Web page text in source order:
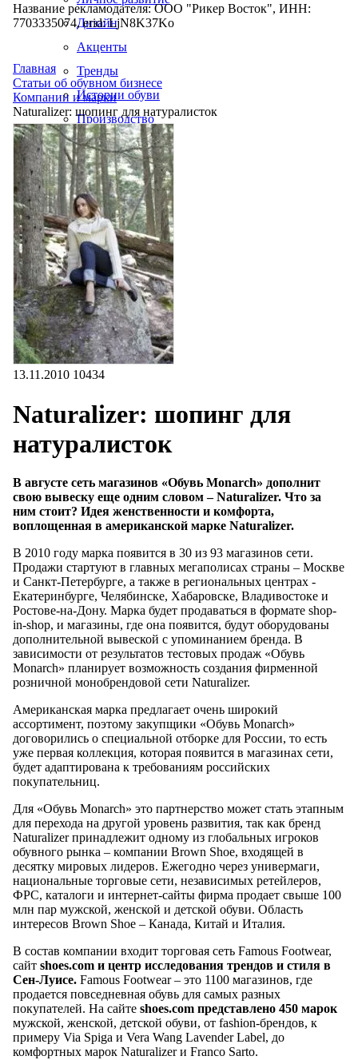
Дизайн
Акценты
Тренды
Истории обуви
Производство
Название рекламодателя: ООО "Рикер Восток", ИНН:
7703335074, erid: LjN8K37Ko
Главная
Статьи об обувном бизнесе
Компании и марки
Naturalizer: шопинг для натуралисток
13.11.2010 10434
Naturalizer: шопинг для
натуралисток
В августе сеть магазинов «Обувь Monarch» дополнит
свою вывеску еще одним словом – Naturalizer. Что за
ним стоит? Идея женственности и комфорта,
воплощенная в американской марке Naturalizer.
В 2010 году марка появится в 30 из 93 магазинов сети.
Продажи стартуют в главных мегаполисах страны – Москве
и Санкт-Петербурге, а также в региональных центрах -
Екатеринбурге, Челябинске, Хабаровске, Владивостоке и
Ростове-на-Дону. Марка будет продаваться в формате shop-
in-shop, и магазины, где она появится, будут оборудованы
дополнительной вывеской с упоминанием бренда. В
зависимости от результатов тестовых продаж «Обувь
Monarch» планирует возможность создания фирменной
розничной монобрендовой сети Naturalizer.
Американская марка предлагает очень широкий
ассортимент, поэтому закупщики «Обувь Monarch»
договорились о специальной отборке для России, то есть
уже первая коллекция, которая появится в магазинах сети,
будет адаптирована к требованиям российских
покупательниц.
Для «Обувь Monarch» это партнерство может стать этапным
для перехода на другой уровень развития, так как бренд
Naturalizer принадлежит одному из глобальных игроков
обувного рынка – компании Brown Shoe, входящей в
десятку мировых лидеров. Ежегодно через универмаги,
национальные торговые сети, независимых ретейлеров,
ФРС, каталоги и интернет-сайты фирма продает свыше 100
млн пар мужской, женской и детской обуви. Область
интересов Brown Shoe – Канада, Китай и Италия.
В состав компании входит торговая сеть Famous Footwear,
сайт shoes.com и центр исследования трендов и стиля в
Сен-Луисе. Famous Footwear – это 1100 магазинов, где
продается повседневная обувь для самых разных
покупателей. На сайте shoes.com представлено 450 марок
мужской, женской, детской обуви, от fashion-брендов, к
примеру Via Spiga и Vera Wang Lavender Label, до
комфортных марок Naturalizer и Franco Sarto.